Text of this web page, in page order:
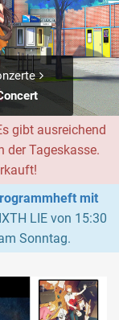
gibt ausreichend
der Tageskasse.
mit
LIE von 15:30
Sonntag.